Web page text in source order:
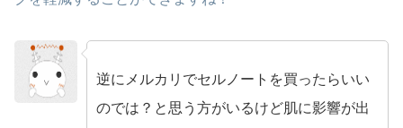
逆にメルカリでセルノートを買ったらいい
のでは？と思う方がいるけど肌に影響が出